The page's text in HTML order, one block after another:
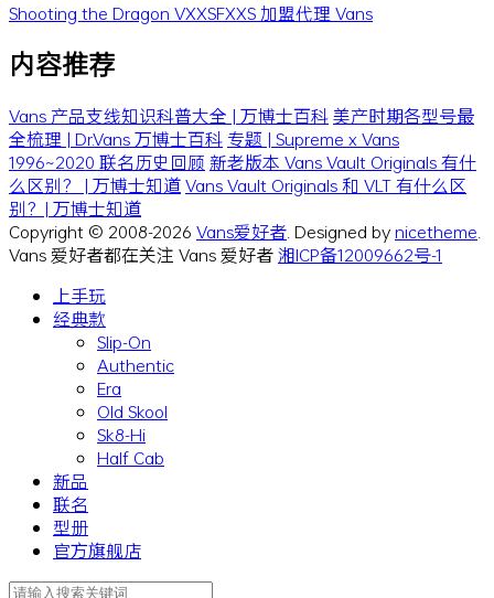
Shooting the Dragon VXXSFXXS加盟代理 Vans
内容推荐
Vans 产品支线知识科普大全 | 万博士百科美产时期各型号最
全梳理 | Dr.Vans 万博士百科 专题 | Supreme x Vans
1996~2020 联名历史回顾 新老版本 Vans Vault Originals 有什
么区别？ | 万博士知道Vans Vault Originals 和 VLT 有什么区
别？| 万博士知道
Copyright © 2008-2026 Vans爱好者 . Designed bynicetheme
Vans 爱好者都在关注 Vans 爱好者湘ICP备12009662号-1
上手玩
经典款
Slip-On
Authentic
Era
Old Skool
Sk8-Hi
Half Cab
新品
联名
型册
官方旗舰店